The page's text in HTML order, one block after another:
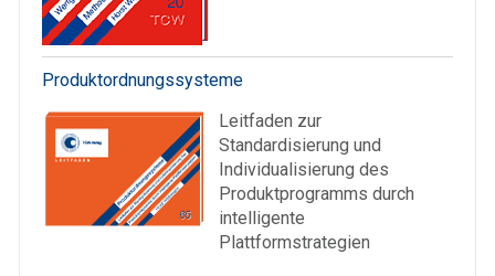
Produktordnungssysteme
Leitfaden zur
Standardisierung und
Individualisierung des
Produktprogramms durch
intelligente
Plattformstrategien